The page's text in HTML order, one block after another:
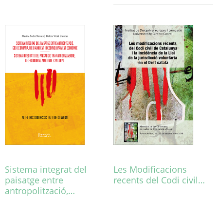
té
diverses
variants.
Les
opcions
es
poden
triar
a
pàgina
del
Sistema integrat del
paisatge entre
antropolització,…
Les Modificacions
recents del Codi civil…